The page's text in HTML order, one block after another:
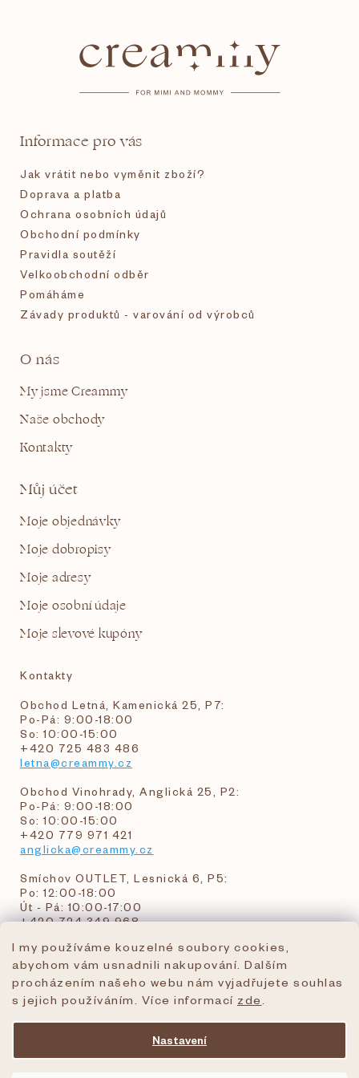
I my používáme kouzelné soubory cookies,
abychom vám usnadnili nakupování. Dalším
procházením našeho webu nám vyjadřujete souhlas
s jejich používáním. Více informací zde
Nastavení
Informace pro vás
Jak vrátit nebo vyměnit zboží?
Doprava a platba
Ochrana osobních údajů
Obchodní podmínky
Pravidla soutěží
Velkoobchodní odběr
Pomáháme
Závady produktů - varování od výrobců
O nás
My jsme Creammy
Naše obchody
Kontakty
Můj účet
Moje objednávky
Moje dobropisy
Moje adresy
Moje osobní údaje
Moje slevové kupóny
Kontakty
Obchod Letná, Kamenická 25, P7:
Po-Pá: 9:00-18:00
So: 10:00-15:00
+420 725 483 486
letna@creammy.cz
Obchod Vinohrady, Anglická 25, P2:
Po-Pá: 9:00-18:00
So: 10:00-15:00
+420 779 971 421
anglicka@creammy.cz
Smíchov OUTLET, Lesnická 6, P5:
Po: 12:00-18:00
Út - Pá: 10:00-17:00
+420 724 349 968
objednavky@creammy.cz
tel:+420 724 349 968